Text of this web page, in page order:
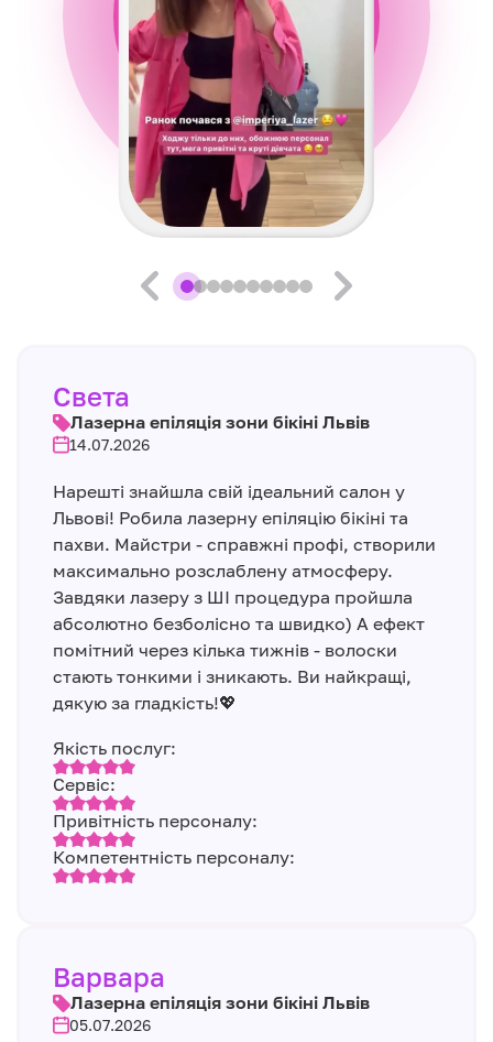
Света
Лазерна епіляція зони бікіні Львів
14.07.2026
Нарешті знайшла свій ідеальний салон у
Львові! Робила лазерну епіляцію бікіні та
пахви. Майстри - справжні профі, створили
максимально розслаблену атмосферу.
Завдяки лазеру з ШІ процедура пройшла
абсолютно безболісно та швидко) А ефект
помітний через кілька тижнів - волоски
стають тонкими і зникають. Ви найкращі,
дякую за гладкість!💖
Якість послуг:
Сервіс:
Привітність персоналу:
Компетентність персоналу:
Варвара
Лазерна епіляція зони бікіні Львів
05.07.2026